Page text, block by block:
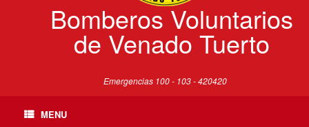
Bomberos Voluntarios
de Venado Tuerto
Emergencias 100 - 103 - 420420
MENU